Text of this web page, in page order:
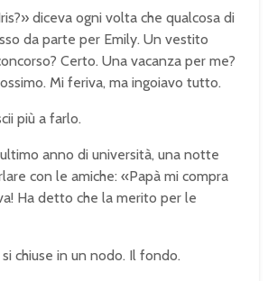
diceva ogni volta che qualcosa di
da parte per Emily. Un vestito
Certo. Una vacanza per me?
Mi feriva, ma ingoiavo tutto.
più a farlo.
anno di università, una notte
con le amiche: «Papà mi compra
Ha detto che la merito per le
chiuse in un nodo. Il fondo.